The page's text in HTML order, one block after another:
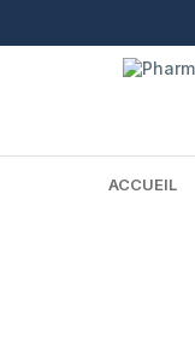
ACCUEIL